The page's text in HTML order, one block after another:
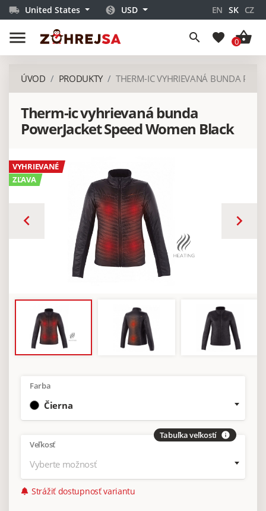
local_shipping United States monetization_on USD EN SK CZ
menu search favorite shopping_basket
0
ÚVOD PRODUKTY THERM-IC VYHRIEVANÁ BUNDA
Therm-ic vyhrievaná bunda
PowerJacket Speed Women Black
VYHRIEVANÉ
ZĽAVA
keyboard_arrow_left keyboard_arrow_right
Farba
Čierna
Veľkosť
Tabuľka veľkostí info
Vyberte možnosť
Strážiť dostupnosť variantu